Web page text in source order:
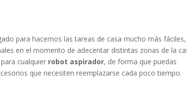
para hacernos las tareas de casa mucho más fáciles,
en el momento de adecentar distintas zonas de la
cualquier robot aspirador, de forma que puedas
que necesiten reemplazarse cada poco tiempo.